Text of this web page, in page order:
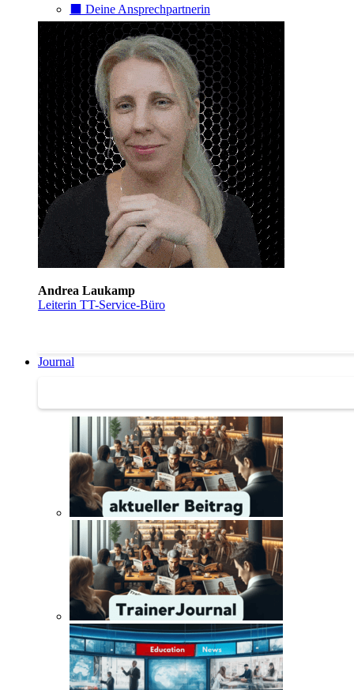
⬛️ Deine Ansprechpartnerin
Andrea Laukamp
Leiterin TT-Service-Büro
Journal